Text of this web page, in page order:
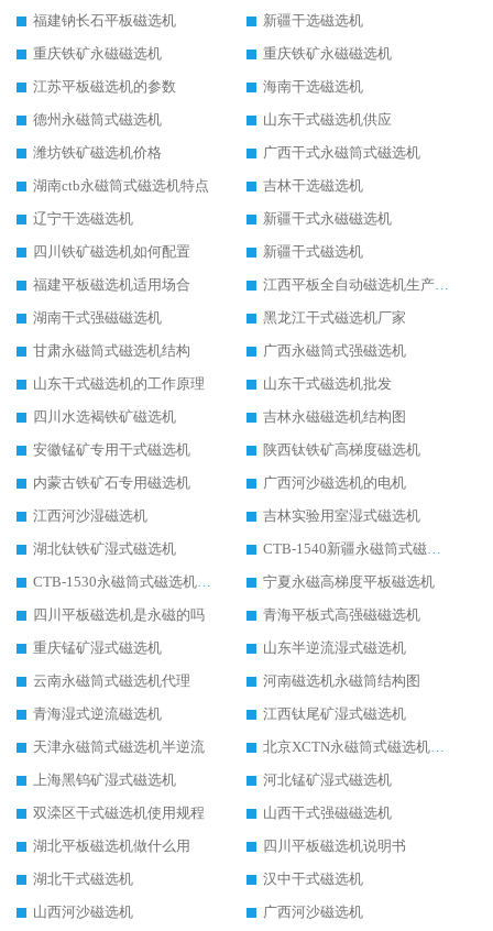
福建钠长石平板磁选机
新疆干选磁选机
重庆铁矿永磁磁选机
重庆铁矿永磁磁选机
江苏平板磁选机的参数
海南干选磁选机
德州永磁筒式磁选机
山东干式磁选机供应
潍坊铁矿磁选机价格
广西干式永磁筒式磁选机
湖南ctb永磁筒式磁选机特点
吉林干选磁选机
辽宁干选磁选机
新疆干式永磁磁选机
四川铁矿磁选机如何配置
新疆干式磁选机
福建平板磁选机适用场合
江西平板全自动磁选机生产厂家
湖南干式强磁磁选机
黑龙江干式磁选机厂家
甘肃永磁筒式磁选机结构
广西永磁筒式强磁选机
山东干式磁选机的工作原理
山东干式磁选机批发
四川水选褐铁矿磁选机
吉林永磁磁选机结构图
安徽锰矿专用干式磁选机
陕西钛铁矿高梯度磁选机
内蒙古铁矿石专用磁选机
广西河沙磁选机的电机
江西河沙湿磁选机
吉林实验用室湿式磁选机
湖北钛铁矿湿式磁选机
CTB-1540新疆永磁筒式磁选机
CTB-1530永磁筒式磁选机代理商
宁夏永磁高梯度平板磁选机
四川平板磁选机是永磁的吗
青海平板式高强磁磁选机
重庆锰矿湿式磁选机
山东半逆流湿式磁选机
云南永磁筒式磁选机代理
河南磁选机永磁筒结构图
青海湿式逆流磁选机
江西钛尾矿湿式磁选机
天津永磁筒式磁选机半逆流
北京XCTN永磁筒式磁选机磁块位置
上海黑钨矿湿式磁选机
河北锰矿湿式磁选机
双滦区干式磁选机使用规程
山西干式强磁磁选机
湖北平板磁选机做什么用
四川平板磁选机说明书
湖北干式磁选机
汉中干式磁选机
山西河沙磁选机
广西河沙磁选机